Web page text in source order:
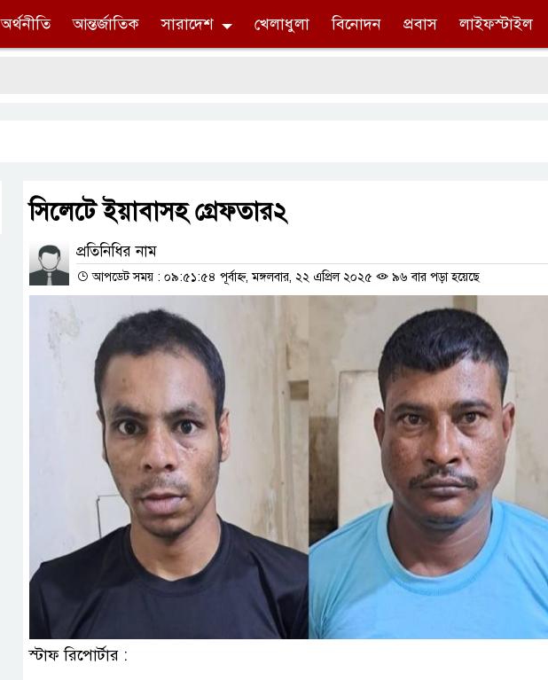
অর্থনীতি আন্তর্জাতিক সারাদেশ খেলাধুলা বিনোদন প্রবাস লাইফস্টাইল
সিলেটে ইয়াবাসহ গ্রেফতার২
প্রতিনিধির নাম
আপডেট সময় : ০৯:৫১:৫৪ পূর্বাহ্ন, মঙ্গলবার, ২২ এপ্রিল ২০২৫ ৯৬ বার পড়া হয়েছে
স্টাফ রিপোর্টার :